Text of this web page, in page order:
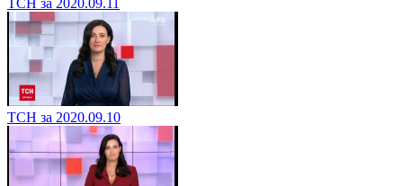
ТСН за 2020.09.10